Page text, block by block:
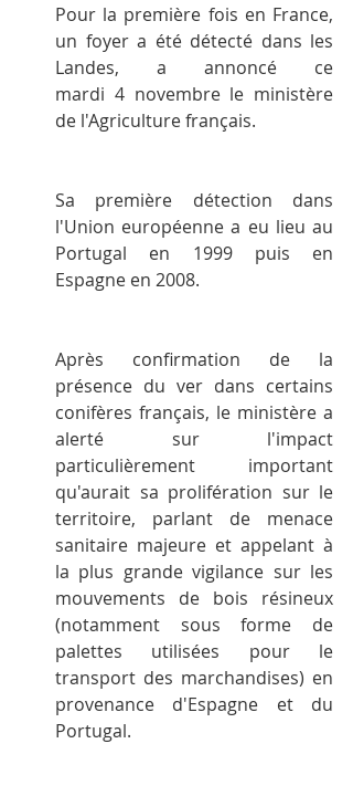
Pour la première fois en France,
un foyer a été détecté dans les
Landes, a annoncé ce
mardi 4 novembre le ministère
de l'Agriculture français.
Sa première détection dans
l'Union européenne a eu lieu au
Portugal en 1999 puis en
Espagne en 2008.
Après confirmation de la
présence du ver dans certains
conifères français, le ministère a
alerté sur l'impact
particulièrement important
qu'aurait sa prolifération sur le
territoire, parlant de menace
sanitaire majeure et appelant à
la plus grande vigilance sur les
mouvements de bois résineux
(notamment sous forme de
palettes utilisées pour le
transport des marchandises) en
provenance d'Espagne et du
Portugal.